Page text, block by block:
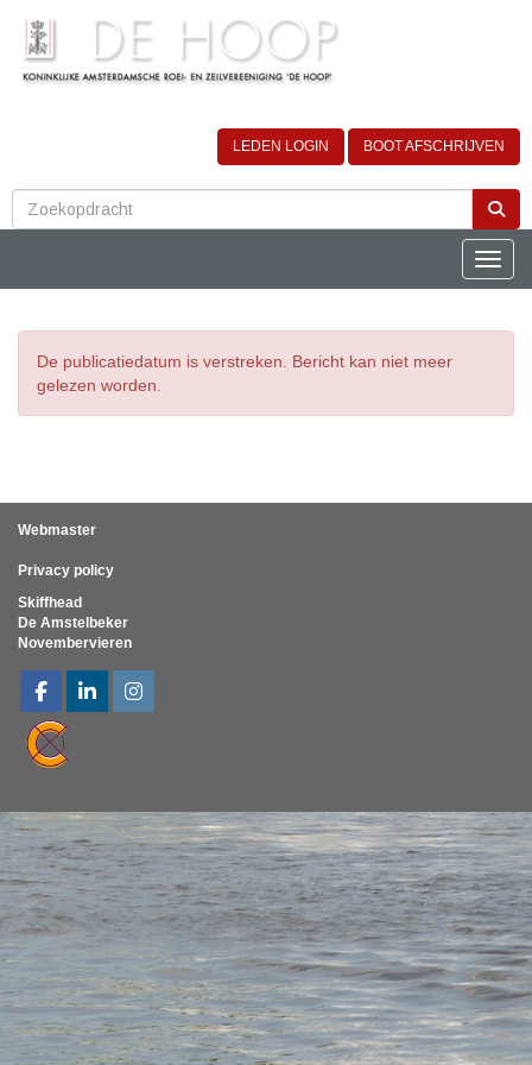
LEDEN LOGIN BOOT AFSCHRIJVEN
De publicatiedatum is verstreken. Bericht kan niet meer
gelezen worden.
Webmaster
Privacy policy
Skiffhead
De Amstelbeker
Novembervieren